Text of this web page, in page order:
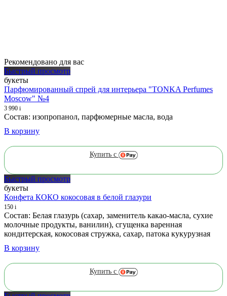
Рекомендовано для вас
Быстрый просмотр
букеты
Парфюмированный спрей для интерьера "TONKA Perfumes
Moscow" №4
3 990 i
Состав: изопропанол, парфюмерные масла, вода
В корзину
Купить с
Быстрый просмотр
букеты
Конфета КОКО кокосовая в белой глазури
150 i
Состав: Белая глазурь (сахар, заменитель какао-масла, сухие
молочные продукты, ванилин), сгущенка варенная
кондитерская, кокосовая стружка, сахар, патока кукурузная
В корзину
Купить с